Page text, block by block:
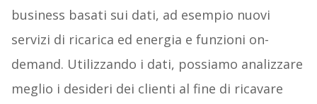
business basati sui dati, ad esempio nuovi
servizi di ricarica ed energia e funzioni on-
demand. Utilizzando i dati, possiamo analizzare
meglio i desideri dei clienti al fine di ricavare